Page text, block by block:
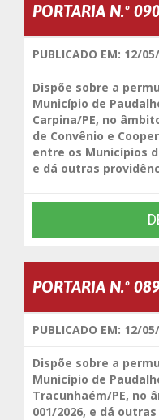
PORTARIA N.º
PUBLICADO EM: 12/
Dispõe sobre a
Município de
Carpina/PE, no
de Convênio e
entre os Municípios
e dá outras
PORTARIA N.º
PUBLICADO EM: 12/
Dispõe sobre a
Município de
Tracunhaém/PE, no
001/2026, e dá